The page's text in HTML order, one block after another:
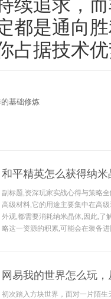
续追求，
都是通向
占据技术
基础修炼
和平精英怎么获得纳
副标题,资深玩家实战心得与策略
高级材料,它的用途主要集中在高
外观,都需要消耗纳米晶体,因此,了
略这一资源的积累,可能会在装备
网易我的世界怎么玩
初次踏入方块世界，面对一片陌